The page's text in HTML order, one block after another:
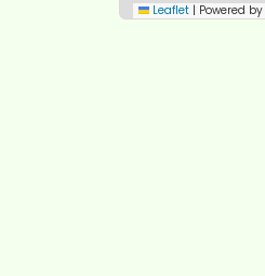
Leaflet | Powered by